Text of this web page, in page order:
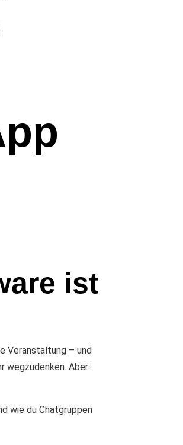
ist
Veranstaltung – und
wegzudenken. Aber:
wie du Chatgruppen